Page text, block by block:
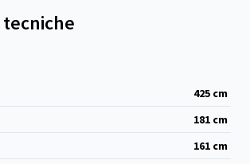
425 cm
181 cm
161 cm